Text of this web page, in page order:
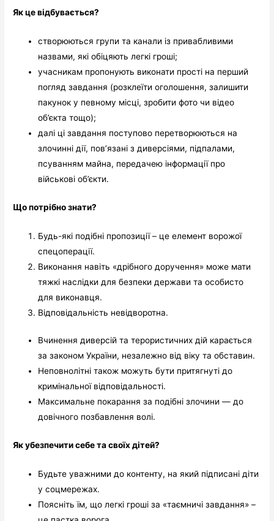
Як це відбувається?
створюються групи та канали із привабливими
назвами, які обіцяють легкі гроші;
учасникам пропонують виконати прості на перший
погляд завдання (розклеїти оголошення, залишити
пакунок у певному місці, зробити фото чи відео
об’єкта тощо);
далі ці завдання поступово перетворюються на
злочинні дії, пов’язані з диверсіями, підпалами,
псуванням майна, передачею інформації про
військові об’єкти.
Що потрібно знати?
Будь-які подібні пропозиції – це елемент ворожої
спецоперації.
Виконання навіть «дрібного доручення» може мати
тяжкі наслідки для безпеки держави та особисто
для виконавця.
Відповідальність невідворотна.
Вчинення диверсій та терористичних дій карається
за законом України, незалежно від віку та обставин.
Неповнолітні також можуть бути притягнуті до
кримінальної відповідальності.
Максимальне покарання за подібні злочини — до
довічного позбавлення волі.
Як убезпечити себе та своїх дітей?
Будьте уважними до контенту, на який підписані діти
у соцмережах.
Поясніть їм, що легкі гроші за «таємничі завдання» –